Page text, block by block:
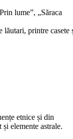
lume”, „Săraca
lăutari, printre
etnice și din
elemente astrale.